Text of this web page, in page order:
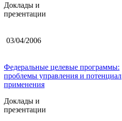
Доклады и
презентации
03/04/2006
Федеральные целевые программы:
проблемы управления и потенциал
применения
Доклады и
презентации